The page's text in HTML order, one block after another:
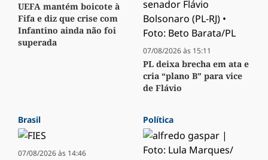
UEFA mantém boicote à
Fifa e diz que crise com
Infantino ainda não foi
superada
07/08/2026 às 15:11
PL deixa brecha em ata e
cria “plano B” para vice
de Flávio
Brasil
07/08/2026 às 14:46
Política